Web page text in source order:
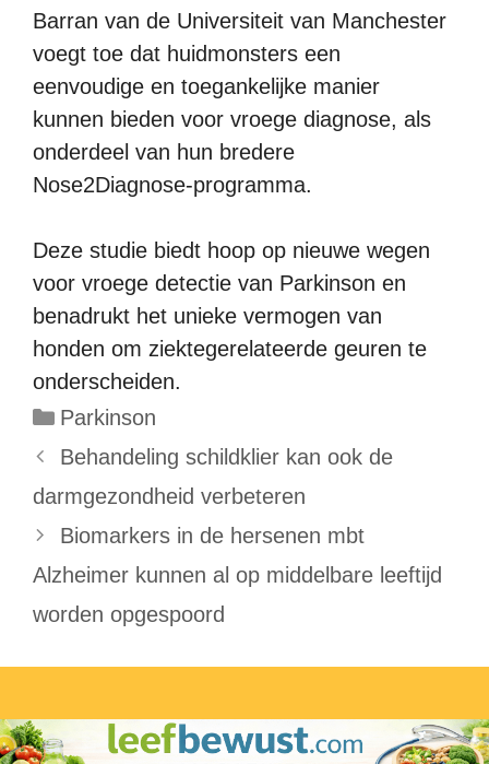
Barran van de Universiteit van Manchester
voegt toe dat huidmonsters een
eenvoudige en toegankelijke manier
kunnen bieden voor vroege diagnose, als
onderdeel van hun bredere
Nose2Diagnose-programma.
Deze studie biedt hoop op nieuwe wegen
voor vroege detectie van Parkinson en
benadrukt het unieke vermogen van
honden om ziektegerelateerde geuren te
onderscheiden.
Categorieën
Parkinson
Behandeling schildklier kan ook de
darmgezondheid verbeteren
Biomarkers in de hersenen mbt
Alzheimer kunnen al op middelbare leeftijd
worden opgespoord